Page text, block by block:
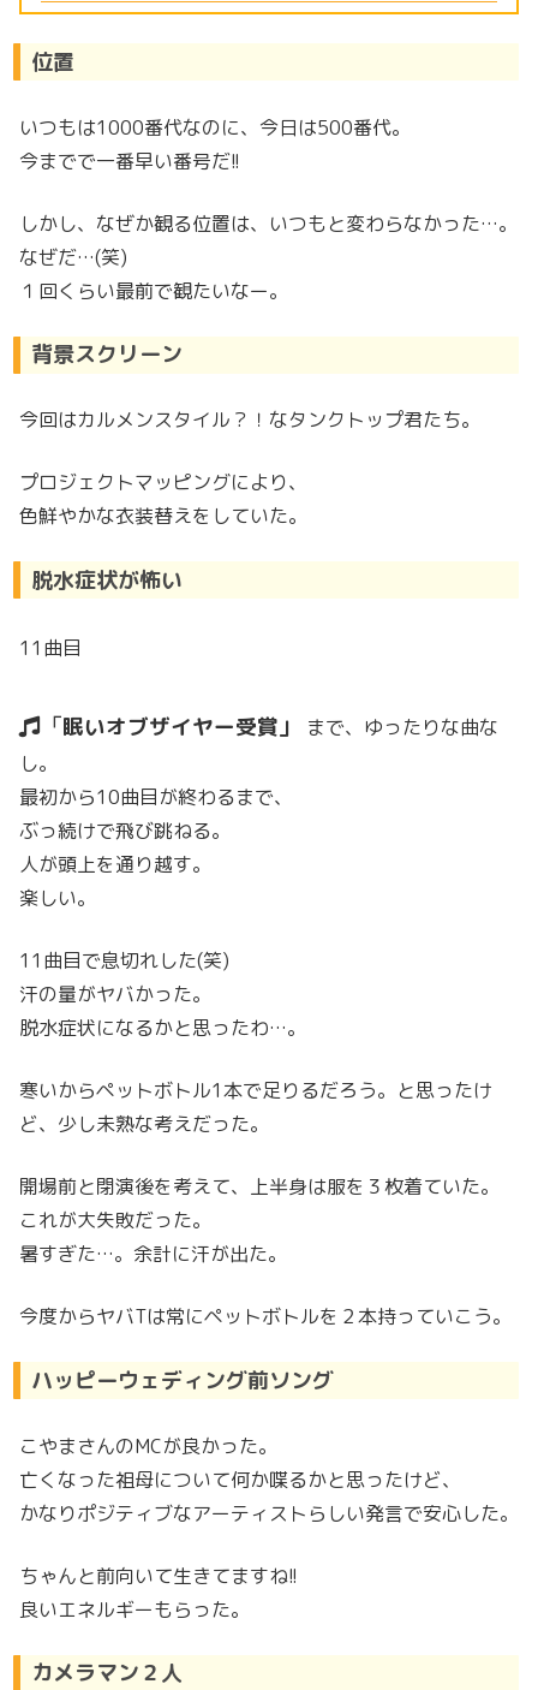
位置
いつもは1000番代なのに、今日は500番代。
今までで一番早い番号だ!!
しかし、なぜか観る位置は、いつもと変わらなかった…。
なぜだ…(笑)
１回くらい最前で観たいなー。
背景スクリーン
今回はカルメンスタイル？！なタンクトップ君たち。
プロジェクトマッピングにより、
色鮮やかな衣装替えをしていた。
脱水症状が怖い
11曲目
眠いオブザイヤー受賞
まで、ゆったりな曲な
し。
最初から10曲目が終わるまで、
ぶっ続けで飛び跳ねる。
人が頭上を通り越す。
楽しい。
11曲目で息切れした(笑)
汗の量がヤバかった。
脱水症状になるかと思ったわ…。
寒いからペットボトル1本で足りるだろう。と思ったけ
ど、少し未熟な考えだった。
開場前と閉演後を考えて、上半身は服を３枚着ていた。
これが大失敗だった。
暑すぎた…。余計に汗が出た。
今度からヤバTは常にペットボトルを２本持っていこう。
ハッピーウェディング前ソング
こやまさんのMCが良かった。
亡くなった祖母について何か喋るかと思ったけど、
かなりポジティブなアーティストらしい発言で安心した。
ちゃんと前向いて生きてますね!!
良いエネルギーもらった。
カメラマン２人